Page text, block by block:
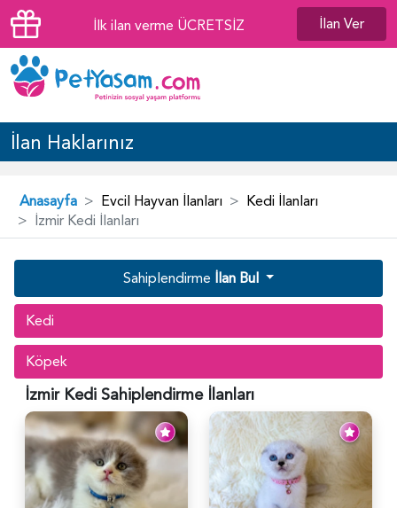
İlk ilan verme ÜCRETSİZ İlan Ver
İlan Haklarınız
Anasayfa Evcil Hayvan İlanları
Kedi İlanları
İzmir Kedi İlanları
Sahiplendirme İlan Bul
Kedi
Köpek
İzmir Kedi Sahiplendirme İlanları